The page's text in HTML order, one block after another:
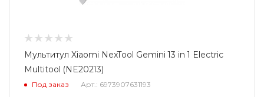
Мультитул Xiaomi NexTool Gemini 13 in 1 Electric
Multitool (NE20213)
Под заказ Арт.: 6973907631193